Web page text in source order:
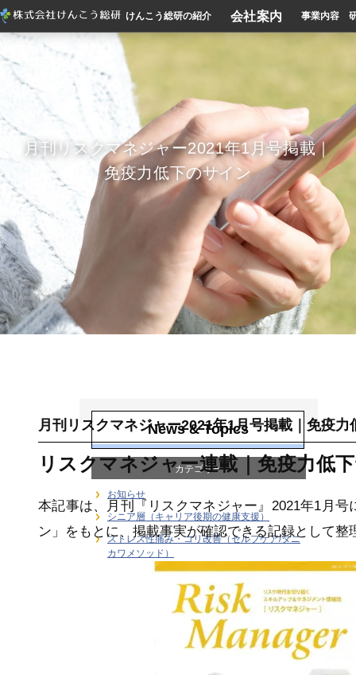
けんこう総研の紹介 会社案内 事業内容
月刊リスクマネジャー2021年1月号掲載｜
免疫力低下のサイン
月刊リスクマネジャー2021年1月号掲載｜免疫力
リスクマネジャー連載｜免疫力低
本記事は、月刊『リスクマネジャー』2021年1月
ン」をもとに、掲載事実が確認できる記録として整
News & Topics
カテゴリー
お知らせ
シニア層（キャリア後期の健康支援）
ストレス性痛み・コリ改善（セルフケア/タニ
カワメソッド）
ストレス科学を職場研修に変える研究ノート
ストレス計測・行動変容｜健康経営のKPI設計